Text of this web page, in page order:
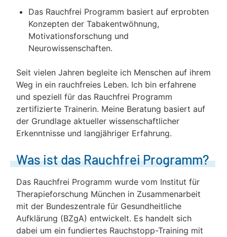
Das Rauchfrei Programm basiert auf erprobten
Konzepten der Tabakentwöhnung,
Motivationsforschung und
Neurowissenschaften.
Seit vielen Jahren begleite ich Menschen auf ihrem
Weg in ein rauchfreies Leben. Ich bin erfahrene
und speziell für das Rauchfrei Programm
zertifizierte Trainerin. Meine Beratung basiert auf
der Grundlage aktueller wissenschaftlicher
Erkenntnisse und langjähriger Erfahrung.
Was ist das Rauchfrei Programm?
Das Rauchfrei Programm wurde vom Institut für
Therapieforschung München in Zusammenarbeit
mit der Bundeszentrale für Gesundheitliche
Aufklärung (BZgA) entwickelt. Es handelt sich
dabei um ein fundiertes Rauchstopp-Training mit